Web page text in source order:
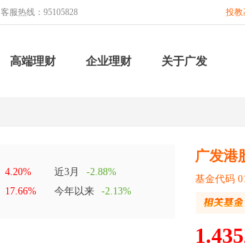
客服热线：95105828 投教
高端理财 企业理财 关于广发
4.20% 近3月
-2.88%
17.66% 今年以来 -2.13%
广发港
基金代码